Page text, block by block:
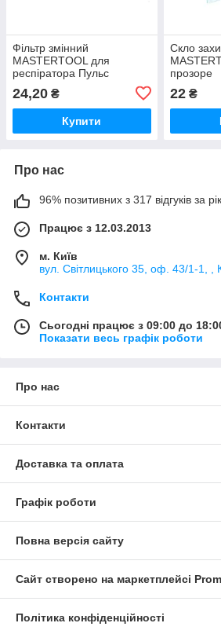
Фільтр змінний
MASTERTOOL для
респіратора Пульс
24,20 ₴
Купити
Скло
прозоре
22₴
Про нас
96% позитивних з 317 відгуків за рік
Працює з 12.03.2013
м. Київ
вул. Світлицького 35, оф. 43/1-1, ,
Контакти
Сьогодні працює з 09:00 до
Показати весь графік роботи
Про нас
Контакти
Доставка та оплата
Графік роботи
Повна версія сайту
Сайт створено на маркетплейсі
Політика конфіденційності